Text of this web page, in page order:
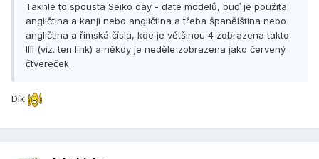
Takhle to spousta Seiko day - date modelů, buď je použita
angličtina a kanji nebo angličtina a třeba španělština nebo
angličtina a římská čísla, kde je většinou 4 zobrazena takto
IIII (viz. ten link) a někdy je neděle zobrazena jako červený
čtvereček.
Dík